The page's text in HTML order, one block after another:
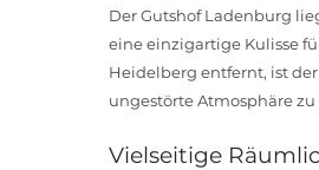
Der Gutshof Ladenburg
eine einzigartige Kulisse
Heidelberg entfernt, ist
ungestörte Atmosphäre
Vielseitige